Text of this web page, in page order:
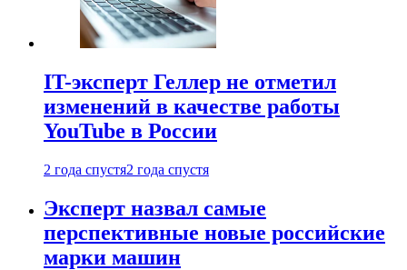
IT-эксперт Геллер не отметил
изменений в качестве работы
YouTube в России
2 года спустя2 года спустя
Эксперт назвал самые
перспективные новые российские
марки машин